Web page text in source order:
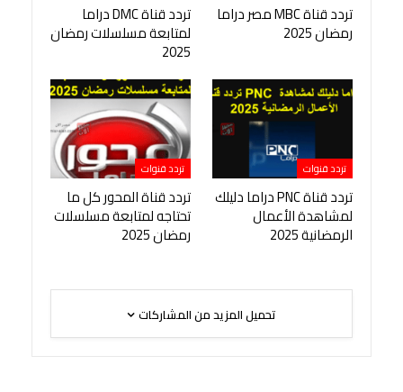
تردد قناة MBC مصر دراما
رمضان 2025
تردد قناة DMC دراما
لمتابعة مسلسلات رمضان
2025
تردد قنوات
تردد قناة PNC دراما دليلك
لمشاهدة الأعمال
الرمضانية 2025
تردد قنوات
تردد قناة المحور كل ما
تحتاجه لمتابعة مسلسلات
رمضان 2025
تحميل المزيد من المشاركات